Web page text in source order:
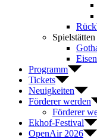
Spielstätten
Programm
Tickets
Neuigkeiten
Förderer werden
Förderer
Ekhof-Festival
OpenAir 2026